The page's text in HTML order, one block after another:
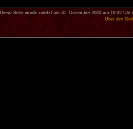
Diese Seite wurde zuletzt am 31. Dezember 2020 um 19:32 Uhr
Über den